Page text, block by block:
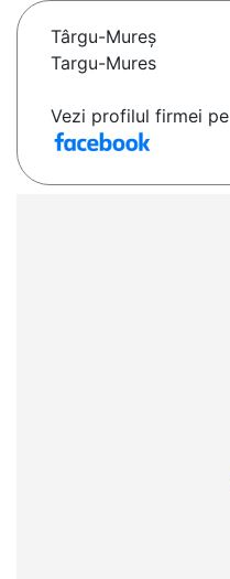
Târgu-Mureş
Targu-Mures
Vezi profilul firmei pe